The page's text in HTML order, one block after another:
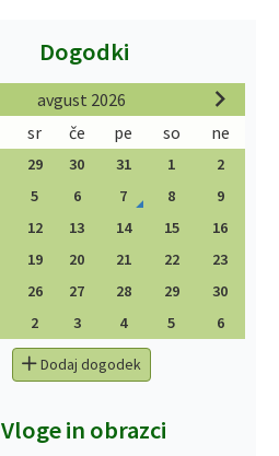
Dogodki
avgust 2026
sr če pe so ne
29 30 31 1
2
5 6 7 8
9
12 13 14 15
16
19 20 21 22
23
26 27 28 29
30
2 3 4 5 6
Dodaj dogodek
Vloge in obrazci